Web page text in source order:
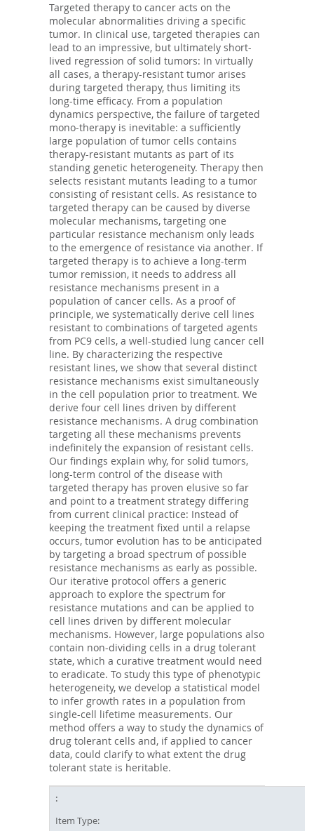
Targeted therapy to cancer acts on the
molecular abnormalities driving a specific
tumor. In clinical use, targeted therapies can
lead to an impressive, but ultimately short-
lived regression of solid tumors: In virtually
all cases, a therapy-resistant tumor arises
during targeted therapy, thus limiting its
long-time efficacy. From a population
dynamics perspective, the failure of targeted
mono-therapy is inevitable: a sufficiently
large population of tumor cells contains
therapy-resistant mutants as part of its
standing genetic heterogeneity. Therapy then
selects resistant mutants leading to a tumor
consisting of resistant cells. As resistance to
targeted therapy can be caused by diverse
molecular mechanisms, targeting one
particular resistance mechanism only leads
to the emergence of resistance via another. If
targeted therapy is to achieve a long-term
tumor remission, it needs to address all
resistance mechanisms present in a
population of cancer cells. As a proof of
principle, we systematically derive cell lines
resistant to combinations of targeted agents
from PC9 cells, a well-studied lung cancer cell
line. By characterizing the respective
resistant lines, we show that several distinct
resistance mechanisms exist simultaneously
in the cell population prior to treatment. We
derive four cell lines driven by different
resistance mechanisms. A drug combination
targeting all these mechanisms prevents
indefinitely the expansion of resistant cells.
Our findings explain why, for solid tumors,
long-term control of the disease with
targeted therapy has proven elusive so far
and point to a treatment strategy differing
from current clinical practice: Instead of
keeping the treatment fixed until a relapse
occurs, tumor evolution has to be anticipated
by targeting a broad spectrum of possible
resistance mechanisms as early as possible.
Our iterative protocol offers a generic
approach to explore the spectrum for
resistance mutations and can be applied to
cell lines driven by different molecular
mechanisms. However, large populations also
contain non-dividing cells in a drug tolerant
state, which a curative treatment would need
to eradicate. To study this type of phenotypic
heterogeneity, we develop a statistical model
to infer growth rates in a population from
single-cell lifetime measurements. Our
method offers a way to study the dynamics of
drug tolerant cells and, if applied to cancer
data, could clarify to what extent the drug
tolerant state is heritable.
Item Type: